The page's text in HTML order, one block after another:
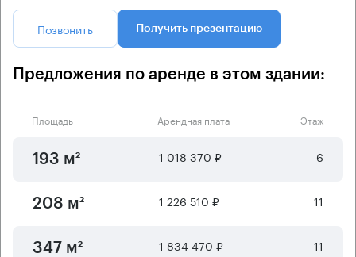
Позвонить Получить презентацию
Предложения по аренде в этом здании:
Площадь Арендная плата Этаж
193 м² 1 018 370 ₽ 6
208 м² 1 226 510 ₽ 11
347 м² 1 834 470 ₽ 11